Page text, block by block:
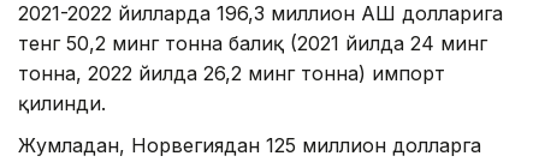
2021-2022 йилларда 196,3 миллион АҚШ долларига
тенг 50,2 минг тонна балиқ (2021 йилда 24 минг
тонна, 2022 йилда 26,2 минг тонна) импорт
қилинди.
Жумладан, Норвегиядан 125 миллион долларга